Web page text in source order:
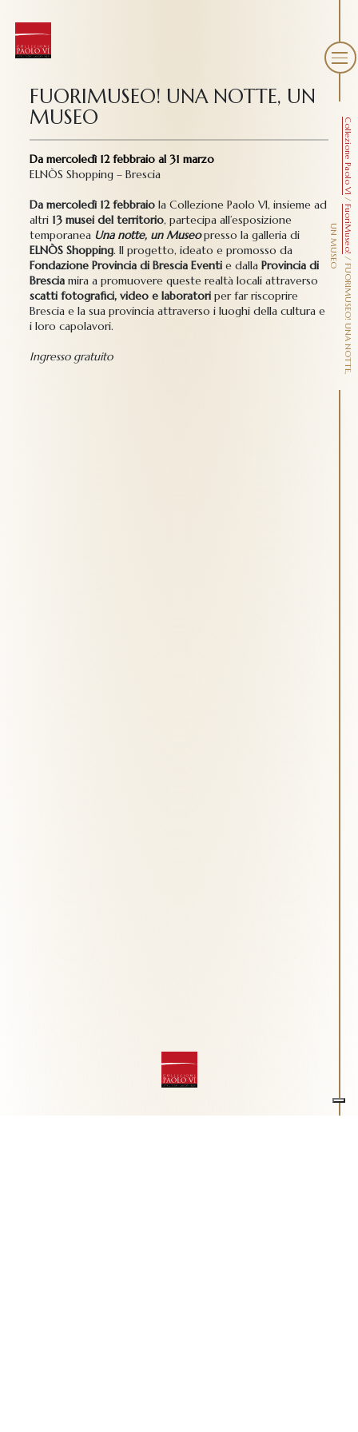
Collezione Paolo VI
/
FuoriMuseo!
/
F
U
O
R
I
M
U
S
E
O
!
U
N
A
N
O
T
T
E
,
U
N
M
U
S
E
O
FUORIMUSEO! UNA NOTTE, UN
MUSEO
Da mercoledì 12 febbraio al 31 marzo
ELNÒS Shopping – Brescia
Da mercoledì 12 febbraio la Collezione Paolo VI, insieme ad
altri 13 musei del territorio, partecipa all’esposizione
temporanea Una notte, un Museopresso la galleria di
ELNÒS Shopping. Il progetto, ideato e promosso da
Fondazione Provincia di Brescia Eventi e dallaProvincia di
Brescia mira a promuovere queste realtà locali attraverso
scatti fotografici, video e laboratori per far riscoprire
Brescia e la sua provincia attraverso i luoghi della cultura e
i loro capolavori.
Ingresso gratuito